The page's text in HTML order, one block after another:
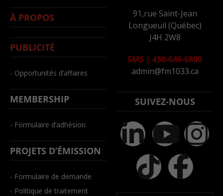
À PROPOS
PUBLICITÉ
- Opportunités d’affaires
MEMBERSHIP
- Formulaire d’adhésion
PROJETS D’ÉMISSION
- Formulaire de demande
- Politique de traitement
91,rue Saint-Jean
Longueuil (Québec)
J4H 2W8
SMS | 450-646-6800
admin@fm1033.ca
SUIVEZ-NOUS